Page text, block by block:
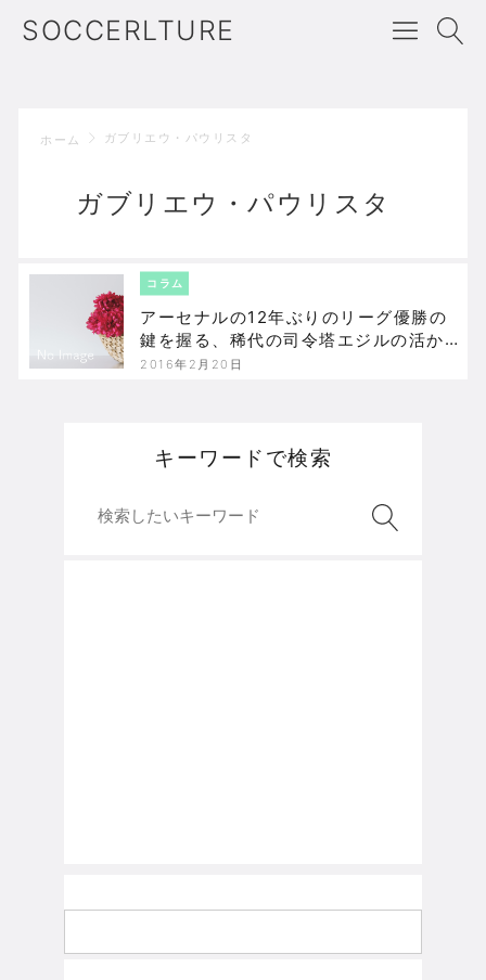
SOCCERLTURE
ホーム ガブリエウ・パウリスタ
ガブリエウ・パウリスタ
コラム
アーセナルの12年ぶりのリーグ優勝の
鍵を握る、稀代の司令塔エジルの活か
し方
2016年2月20日
キーワードで検索